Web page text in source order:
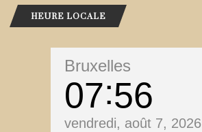
HEURE LOCALE
Bruxelles
07 56
vendredi, août 7, 2026